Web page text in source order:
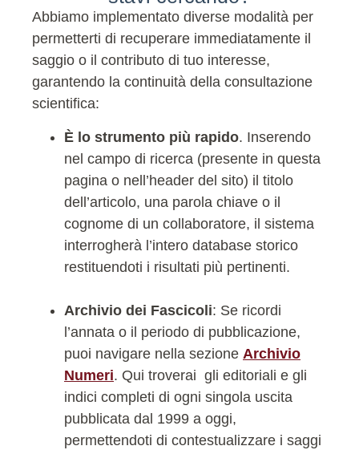
Abbiamo implementato diverse modalità per
permetterti di recuperare immediatamente il
saggio o il contributo di tuo interesse,
garantendo la continuità della consultazione
scientifica:
È lo strumento più rapido. Inserendo
nel campo di ricerca (presente in questa
pagina o nell’header del sito) il titolo
dell’articolo, una parola chiave o il
cognome di un collaboratore, il sistema
interrogherà l’intero database storico
restituendoti i risultati più pertinenti.
Archivio dei Fascicoli: Se ricordi
l’annata o il periodo di pubblicazione,
puoi navigare nella sezione Archivio
Numeri. Qui troverai gli editoriali e gli
indici completi di ogni singola uscita
pubblicata dal 1999 a oggi,
permettendoti di contestualizzare i saggi